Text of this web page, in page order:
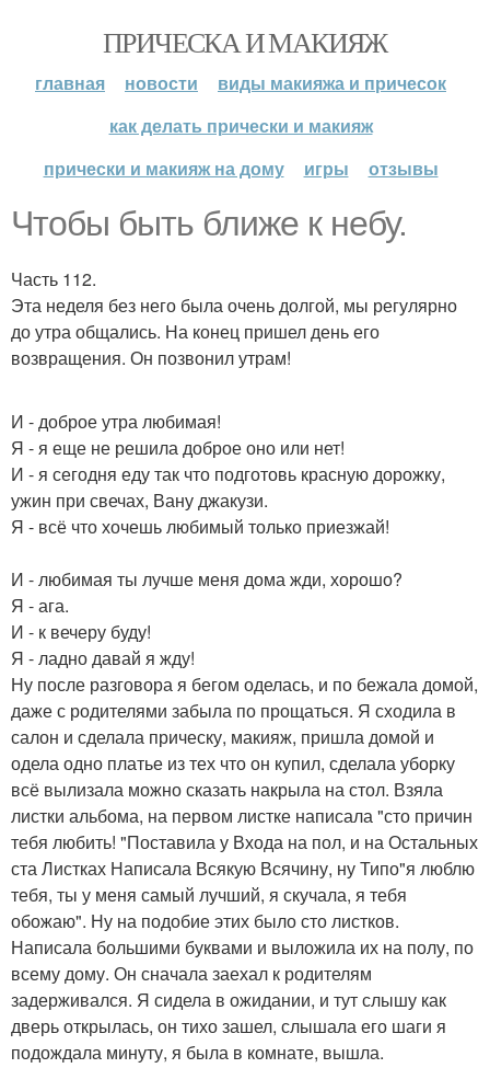
ПРИЧЕСКА И МАКИЯЖ
главная новости
виды макияжа и причесок
как делать прически и макияж
прически и макияж на дому
игры отзывы
Чтобы быть ближе к небу.
Часть 112.
Эта неделя без него была очень долгой, мы регулярно
до утра общались. На конец пришел день его
возвращения. Он позвонил утрам!
И - доброе утра любимая!
Я - я еще не решила доброе оно или нет!
И - я сегодня еду так что подготовь красную дорожку,
ужин при свечах, Вану джакузи.
Я - всё что хочешь любимый только приезжай!
И - любимая ты лучше меня дома жди, хорошо?
Я - ага.
И - к вечеру буду!
Я - ладно давай я жду!
Ну после разговора я бегом оделась, и по бежала домой,
даже с родителями забыла по прощаться. Я сходила в
салон и сделала прическу, макияж, пришла домой и
одела одно платье из тех что он купил, сделала уборку
всё вылизала можно сказать накрыла на стол. Взяла
листки альбома, на первом листке написала "сто причин
тебя любить! "Поставила у Входа на пол, и на Остальных
ста Листках Написала Всякую Всячину, ну Типо"я люблю
тебя, ты у меня самый лучший, я скучала, я тебя
обожаю". Ну на подобие этих было сто листков.
Написала большими буквами и выложила их на полу, по
всему дому. Он сначала заехал к родителям
задерживался. Я сидела в ожидании, и тут слышу как
дверь открылась, он тихо зашел, слышала его шаги я
подождала минуту, я была в комнате, вышла.